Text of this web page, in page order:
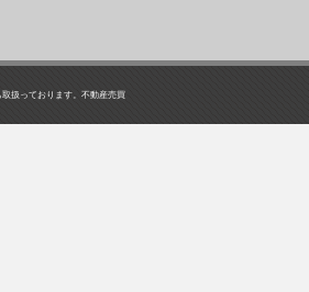
扱っております。不動産売買